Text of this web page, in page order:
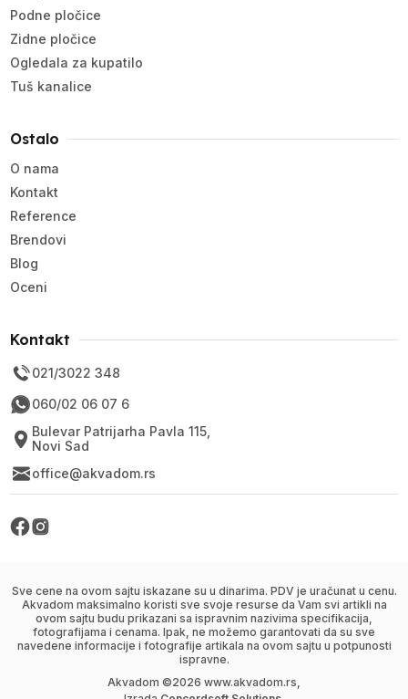
Podne pločice
Zidne pločice
Ogledala za kupatilo
Tuš kanalice
Ostalo
O nama
Kontakt
Reference
Brendovi
Blog
Oceni
Kontakt
021/3022 348
060/02 06 07 6
Bulevar Patrijarha Pavla 115,
Novi Sad
office@akvadom.rs
Sve cene na ovom sajtu iskazane su u dinarima. PDV je uračunat u cenu.
Akvadom maksimalno koristi sve svoje resurse da Vam svi artikli na
ovom sajtu budu prikazani sa ispravnim nazivima specifikacija,
fotografijama i cenama. Ipak, ne možemo garantovati da su sve
navedene informacije i fotografije artikala na ovom sajtu u potpunosti
ispravne.
Akvadom ©2026 www.akvadom.rs,